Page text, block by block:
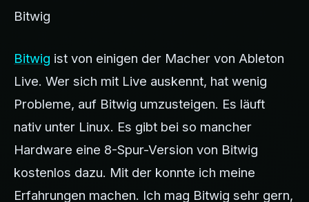
Bitwig
Bitwig ist von einigen der Macher von Ableton
Live. Wer sich mit Live auskennt, hat wenig
Probleme, auf Bitwig umzusteigen. Es läuft
nativ unter Linux. Es gibt bei so mancher
Hardware eine 8-Spur-Version von Bitwig
kostenlos dazu. Mit der konnte ich meine
Erfahrungen machen. Ich mag Bitwig sehr gern,